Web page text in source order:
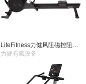
LifeFitness力健风阻磁控阻划船器
力健有氧设备